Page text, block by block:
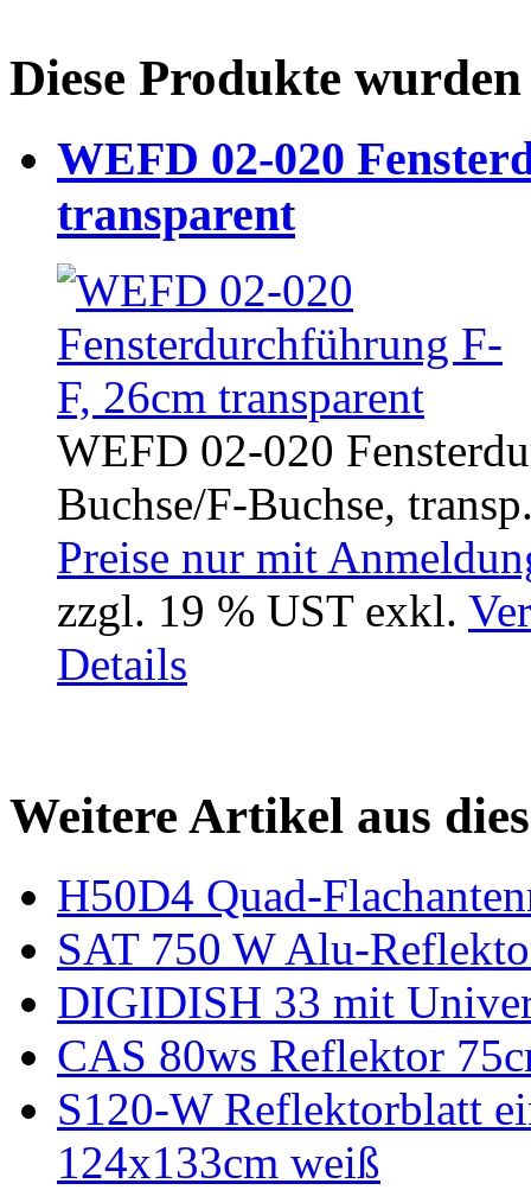
Diese Produkte
WEFD 02-020
transparent
WEFD 02-020
Buchse/F-Buchse,
Preise nur mit
zzgl. 19 % UST exkl.
Details
Weitere Artikel aus
H50D4 Quad-
SAT 750 W Alu-
DIGIDISH 33 mit
CAS 80ws Reflektor
S120-W Reflektorblatt
124x133cm weiß